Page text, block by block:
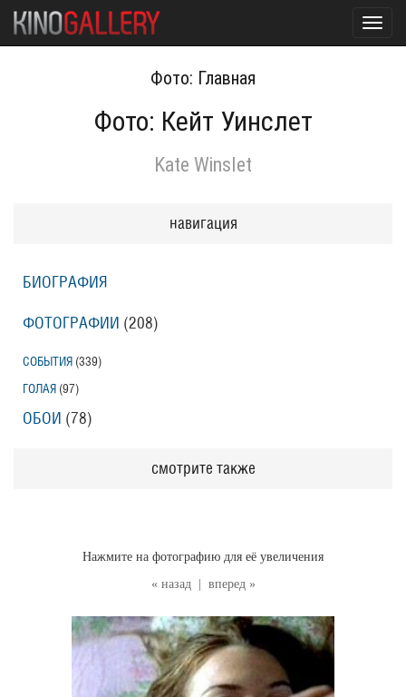
Фото: Главная
Фото: Кейт Уинслет
Kate Winslet
« назад вперед »
Нажмите на фотографию для её увеличения
навигация
БИОГРАФИЯ
ФОТОГРАФИИ (208)
СОБЫТИЯ (339)
ГОЛАЯ (97)
ОБОИ (78)
смотрите также